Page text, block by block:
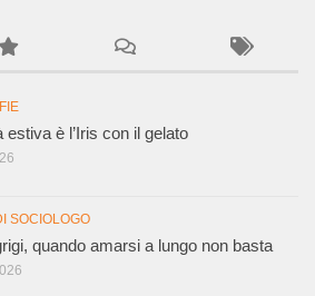
estiva è l’Iris con il gelato
SOCIOLOGO
quando amarsi a lungo non basta